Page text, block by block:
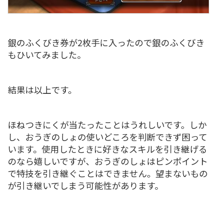
銀のふくびき券が2枚手に入ったので銀のふくびき
もひいてみました。
結果は以上です。
ほねつきにくが当たったことはうれしいです。しか
し、おうぎのしょの使いどころを判断できず困って
います。使用したときに好きなスキルを引き継げる
のなら嬉しいですが、おうぎのしょはピンポイント
で特技を引き継ぐことはできません。望まないもの
が引き継いでしまう可能性があります。